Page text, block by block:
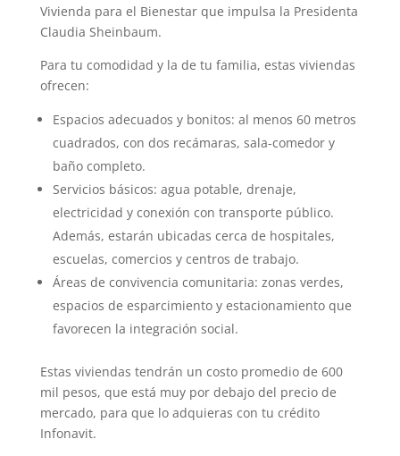
Vivienda para el Bienestar que impulsa la Presidenta
Claudia Sheinbaum.
Para tu comodidad y la de tu familia, estas viviendas
ofrecen:
Espacios adecuados y bonitos: al menos 60 metros
cuadrados, con dos recámaras, sala-comedor y
baño completo.
Servicios básicos: agua potable, drenaje,
electricidad y conexión con transporte público.
Además, estarán ubicadas cerca de hospitales,
escuelas, comercios y centros de trabajo.
Áreas de convivencia comunitaria: zonas verdes,
espacios de esparcimiento y estacionamiento que
favorecen la integración social.
Estas viviendas tendrán un costo promedio de 600
mil pesos, que está muy por debajo del precio de
mercado, para que lo adquieras con tu crédito
Infonavit.